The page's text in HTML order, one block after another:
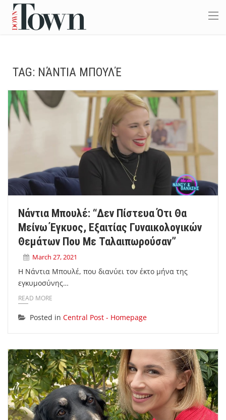
TAG: ΝΆΝΤΙΑ ΜΠΟΥΛΈ
Νάντια Μπουλέ: “Δεν Πίστευα Ότι Θα
Μείνω Έγκυος, Εξαιτίας Γυναικολογικών
Θεμάτων Που Με Ταλαιπωρούσαν”
March 27, 2021
Η Νάντια Μπουλέ, που διανύει τον έκτο μήνα της
εγκυμοσύνης…
READ MORE
Posted in Central Post - Homepage